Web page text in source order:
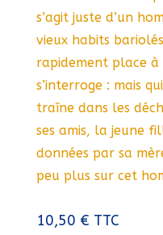
s’agit juste d’un
vieux habits
rapidement place
s’interroge : mais
traîne dans les
ses amis, la jeune
données par sa
peu plus sur cet
10,50 € TTC